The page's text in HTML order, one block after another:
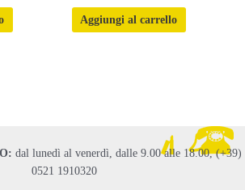
su
Aggiungi al carrello
dal lunedì al venerdì, dalle 9.00 alle 18.00, (+39)
0521 1910320